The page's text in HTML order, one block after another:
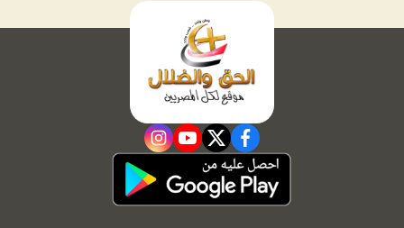
facebook
twitter
youtube
instagram